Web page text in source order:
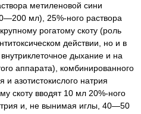
метиленовой сини
мл), 25%-ного раствора
рогатому скоту (роль
действии, но и в
дыхание и на
аппарата), комбинированного
и азотистокислого натрия
скоту вводят 10 мл 20%-ного
и, не вынимая иглы, 40—50